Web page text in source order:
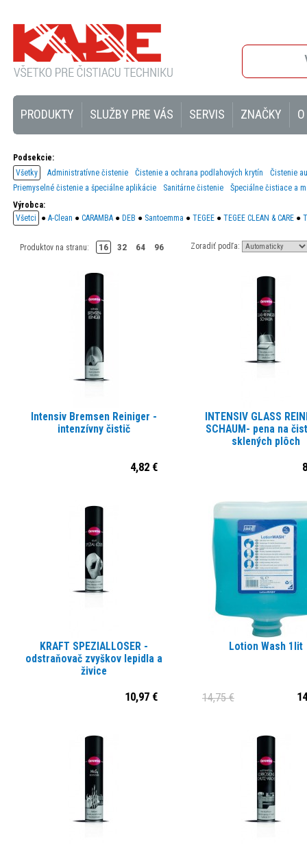
PRODUKTY SLUŽBY PRE VÁS SERVIS ZNAČKY
Podsekcie:
Všetky
Administratívne čistenie Čistenie a ochrana podlahových krytín
Čistenie
Priemyselné čistenie a špeciálne aplikácie
Sanitárne čistenie
Špeciálne čistiace a
Výrobca:
Všetci
● A-Clean ● CARAMBA ● DEB ● Santoemma ● TEGEE ● TEGEE CLEAN & CARE ●
Produktov na stranu: 16 32 64 96 Zoradiť podľa:
Intensiv Bremsen Reiniger -
intenzívny čistič
4,82 €
INTENSIV GLASS
SCHAUM- pena na
sklených plôch
KRAFT SPEZIALLOSER -
odstraňovač zvyškov lepidla a
živice
10,97 €
Lotion Wash 1lit
14,75 €